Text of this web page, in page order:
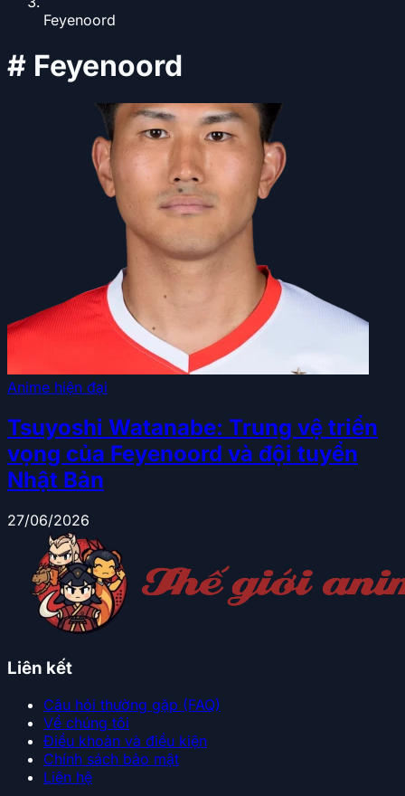
Feyenoord
# Feyenoord
Anime hiện đại
Tsuyoshi Watanabe: Trung vệ triển
vọng của Feyenoord và đội tuyển
Nhật Bản
27/06/2026
Liên kết
Câu hỏi thường gặp (FAQ)
Về chúng tôi
Điều khoản và điều kiện
Chính sách bảo mật
Liên hệ